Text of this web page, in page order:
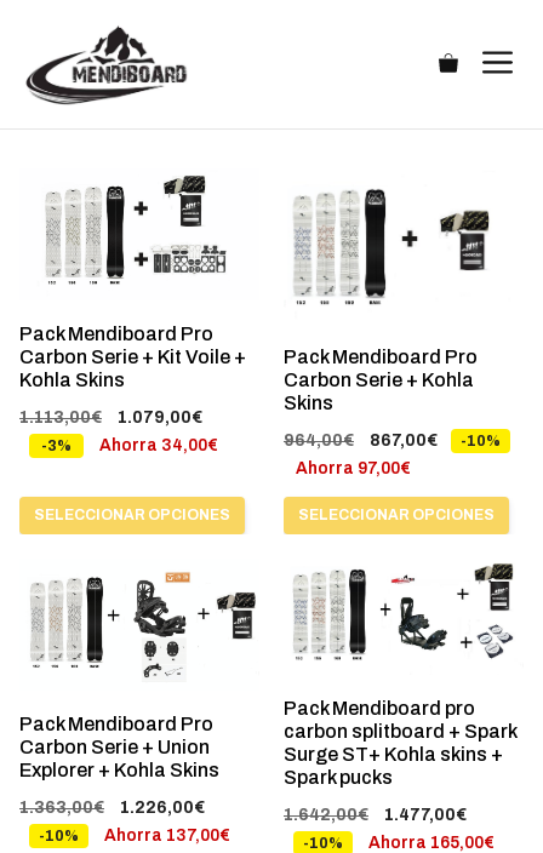
contenido
Pack Mendiboard Pro
Carbon Serie + Kit Voile +
Kohla Skins
1.113,00€
El
precio
era:
1.079,00€El
precio
es:
1.079,00€.
-3% Ahorra 34,00€
SELECCIONAR OPCIONES
producto
tiene
múltiples
Las
opciones
se
pueden
en
página
de
producto
Pack Mendiboard Pro
Carbon Serie + Kohla
Skins
964,00€
El
precio
original
era:
867,00€El
actual
es:
-10%
Ahorra 97,00€
SELECCIONAR OPCIONES
producto
tiene
múltiples
Las
opciones
se
pueden
elegir
en
página
de
producto
Pack Mendiboard Pro
Carbon Serie + Union
Explorer + Kohla Skins
1.363,00€
El
precio
1.226,00€El
precio
-10% Ahorra 137,00€
producto
tiene
múltiples
Las
opciones
se
pueden
Pack Mendiboard pro
carbon splitboard + Spark
Surge ST+ Kohla skins +
Spark pucks
1.642,00€
El
precio
1.477,00€El
precio
-10% Ahorra 165,00€
Este
producto
tiene
variantes.
Las
opciones
pueden